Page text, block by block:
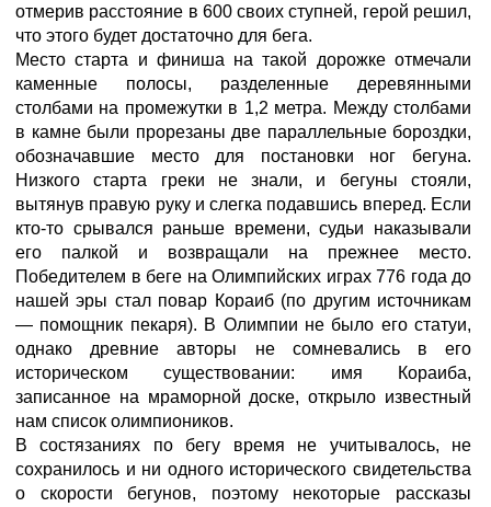
отмерив расстояние в 600 своих ступней, герой решил,
что этого будет достаточно для бега.
Место старта и финиша на такой дорожке отмечали
каменные полосы, разделенные деревянными
столбами на промежутки в 1,2 метра. Между столбами
в камне были прорезаны две параллельные бороздки,
обозначавшие место для постановки ног бегуна.
Низкого старта греки не знали, и бегуны стояли,
вытянув правую руку и слегка подавшись вперед. Если
кто-то срывался раньше времени, судьи наказывали
его палкой и возвращали на прежнее место.
Победителем в беге на Олимпийских играх 776 года до
нашей эры стал повар Кораиб (по другим источникам
— помощник пекаря). В Олимпии не было его статуи,
однако древние авторы не сомневались в его
историческом существовании: имя Кораиба,
записанное на мраморной доске, открыло известный
нам список олимпиоников.
В состязаниях по бегу время не учитывалось, не
сохранилось и ни одного исторического свидетельства
о скорости бегунов, поэтому некоторые рассказы